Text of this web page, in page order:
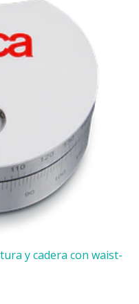
y cadera con waist-